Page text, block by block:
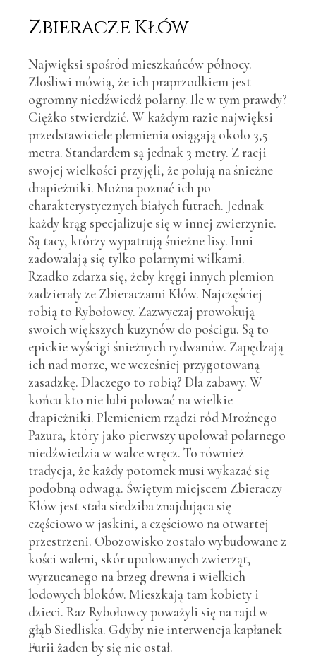
Zbieracze Kłów
Najwięksi spośród mieszkańców północy.
Złośliwi mówią, że ich praprzodkiem jest
ogromny niedźwiedź polarny. Ile w tym prawdy?
Ciężko stwierdzić. W każdym razie najwięksi
przedstawiciele plemienia osiągają około 3,5
metra. Standardem są jednak 3 metry. Z racji
swojej wielkości przyjęli, że polują na śnieżne
drapieżniki. Można poznać ich po
charakterystycznych białych futrach. Jednak
każdy krąg specjalizuje się w innej zwierzynie.
Są tacy, którzy wypatrują śnieżne lisy. Inni
zadowalają się tylko polarnymi wilkami.
Rzadko zdarza się, żeby kręgi innych plemion
zadzierały ze Zbieraczami Kłów. Najczęściej
robią to Rybołowcy. Zazwyczaj prowokują
swoich większych kuzynów do pościgu. Są to
epickie wyścigi śnieżnych rydwanów. Zapędzają
ich nad morze, we wcześniej przygotowaną
zasadzkę. Dlaczego to robią? Dla zabawy. W
końcu kto nie lubi polować na wielkie
drapieżniki. Plemieniem rządzi ród Mroźnego
Pazura, który jako pierwszy upolował polarnego
niedźwiedzia w walce wręcz. To również
tradycja, że każdy potomek musi wykazać się
podobną odwagą. Świętym miejscem Zbieraczy
Kłów jest stała siedziba znajdująca się
częściowo w jaskini, a częściowo na otwartej
przestrzeni. Obozowisko zostało wybudowane z
kości waleni, skór upolowanych zwierząt,
wyrzucanego na brzeg drewna i wielkich
lodowych bloków. Mieszkają tam kobiety i
dzieci. Raz Rybołowcy poważyli się na rajd w
głąb Siedliska. Gdyby nie interwencja kapłanek
Furii żaden by się nie ostał.